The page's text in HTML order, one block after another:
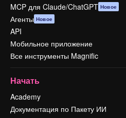
MCP для Claude/ChatGPT Новое
Агенты Новое
API
Мобильное приложение
Все инструменты Magnific
Начать
Academy
Документация по Пакету ИИ